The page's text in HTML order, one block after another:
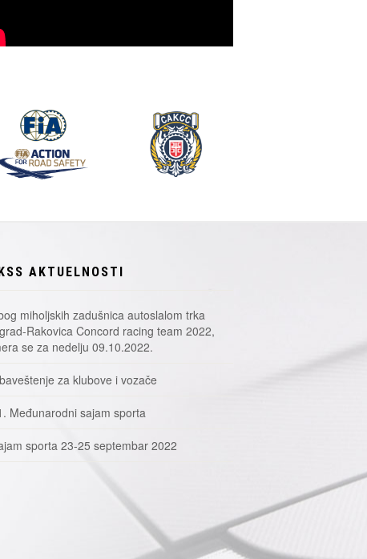
AKTUELNOSTI
miholjskih zadušnica autoslalom trka
Rakovica Concord racing team 2022,
se za nedelju 09.10.2022.
za klubove i vozače
Međunarodni sajam sporta
sporta 23-25 septembar 2022